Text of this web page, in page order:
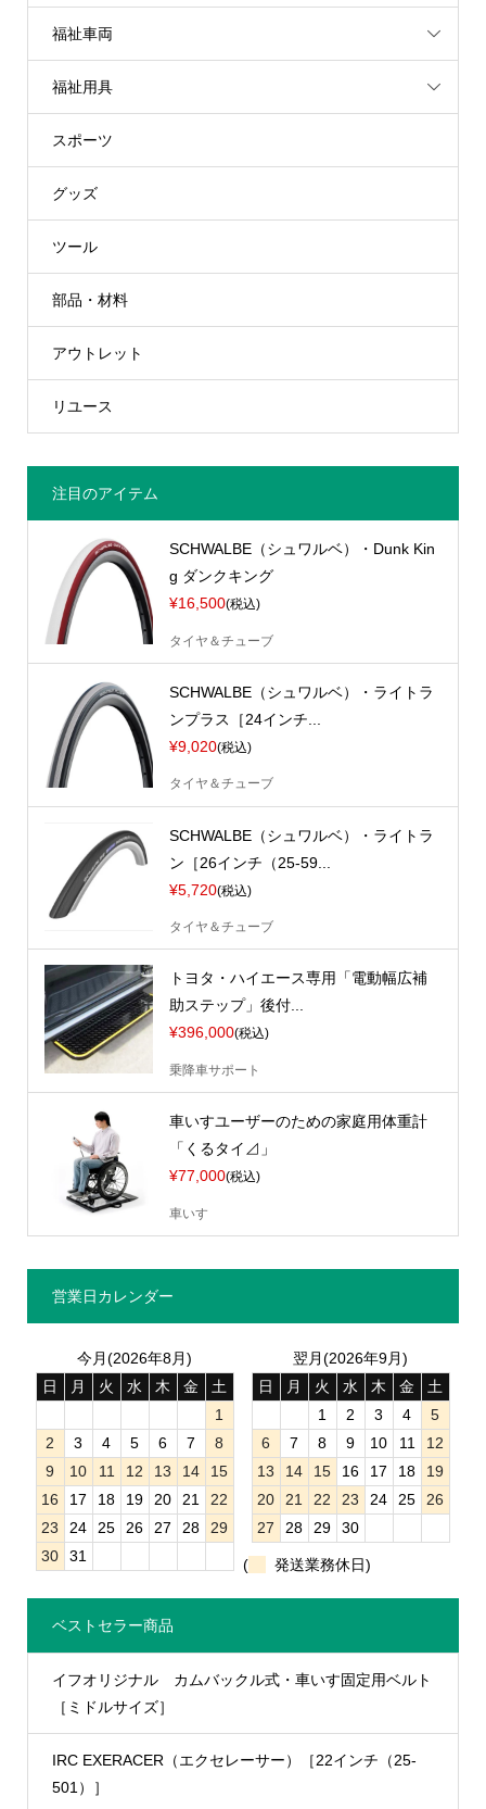
福祉車両
福祉用具
スポーツ
グッズ
ツール
部品・材料
アウトレット
リユース
注目のアイテム
SCHWALBE（シュワルベ）・Dunk Kin
g ダンクキング
¥16,500(税込)
タイヤ＆チューブ
SCHWALBE（シュワルベ）・ライトラ
ンプラス［24インチ...
¥9,020(税込)
タイヤ＆チューブ
SCHWALBE（シュワルベ）・ライトラ
ン［26インチ（25-59...
¥5,720(税込)
タイヤ＆チューブ
トヨタ・ハイエース専用「電動幅広補
助ステップ」後付...
¥396,000(税込)
乗降車サポート
車いすユーザーのための家庭用体重計
「くるタイ⊿」
¥77,000(税込)
車いす
営業日カレンダー
今月(2026年8月)
日
月 火 水 木 金
土
1
2
3 4 5 6 7
8
9
10 11 12 13 14
15
16
17 18 19 20 21
22
23
24 25 26 27 28
29
30
31
翌月(2026年9月)
日
月 火 水 木 金
土
1
2 3 4
5
6
7 8 9 10 11
12
13
14 15 16 17 18
19
20
21 22 23 24 25
26
27
28 29 30
( 発送業務休日)
ベストセラー商品
イフオリジナル カムバックル式・車いす固定用ベルト
［ミドルサイズ］
IRC EXERACER（エクセレーサー）［22インチ（25-
501）］